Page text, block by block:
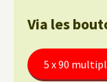
Via les
5 x 90